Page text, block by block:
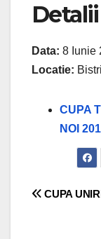
Data: 8 Iunie
Locatie:
CUPA
NOI
CUPA